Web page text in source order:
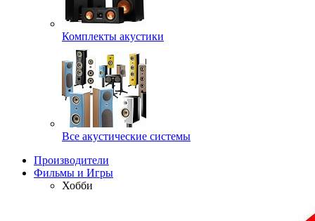
Комплекты акустики
Все акустические системы
Производители
Фильмы и Игры
Хобби